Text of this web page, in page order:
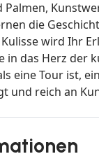
Palmen,
die
wird Ihr
in das Herz der
eine Tour ist,
und reich an